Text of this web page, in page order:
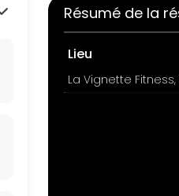
Résumé de la
Lieu